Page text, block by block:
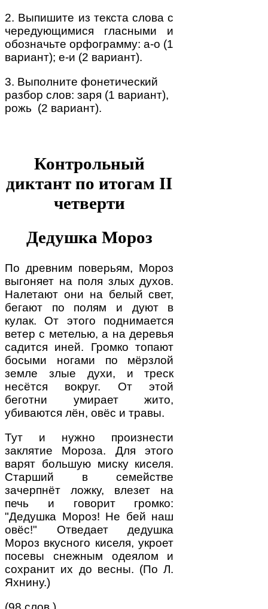
2. Выпишите из текста слова с
чередующимися гласными и
обозначьте орфограмму: а-о (1
вариант); е-и (2 вариант).
3. Выполните фонетический
разбор слов: заря (1 вариант),
рожь (2 вариант).
Контрольный
диктант по итогам II
четверти
Дедушка Мороз
По древним поверьям, Мороз
выгоняет на поля злых духов.
Налетают они на белый свет,
бегают по полям и дуют в
кулак. От этого поднимается
ветер с метелью, а на деревья
садится иней. Громко топают
босыми ногами по мёрзлой
земле злые духи, и треск
несётся вокруг. От этой
беготни умирает жито,
убиваются лён, овёс и травы.
Тут и нужно произнести
заклятие Мороза. Для этого
варят большую миску киселя.
Старший в семействе
зачерпнёт ложку, влезет на
печь и говорит громко:
"Дедушка Мороз! Не бей наш
овёс!" Отведает дедушка
Мороз вкусного киселя, укроет
посевы снежным одеялом и
сохранит их до весны. (По Л.
Яхнину.)